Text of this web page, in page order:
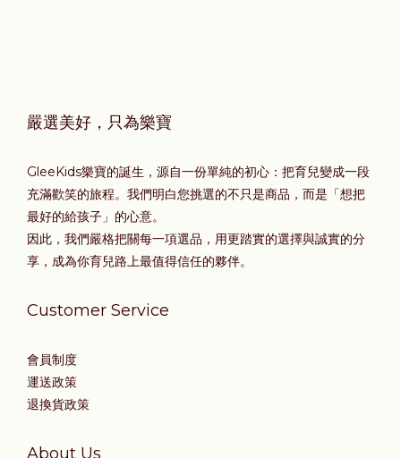
嚴選美好，只為樂寶
GleeKids樂寶的誕生，源自一份單純的初心：把育兒變成一段
充滿歡笑的旅程。我們明白您挑選的不只是商品，而是「想把
最好的給孩子」的心意。
因此，我們嚴格把關每一項選品，用更踏實的選擇與誠實的分
享，成為你育兒路上最值得信任的夥伴。
Customer Service
會員制度
運送政策
退換貨政策
About Us